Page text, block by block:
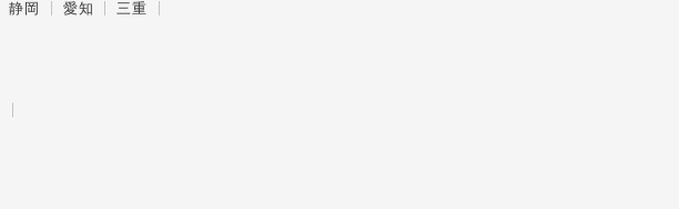
静岡 愛知
三重